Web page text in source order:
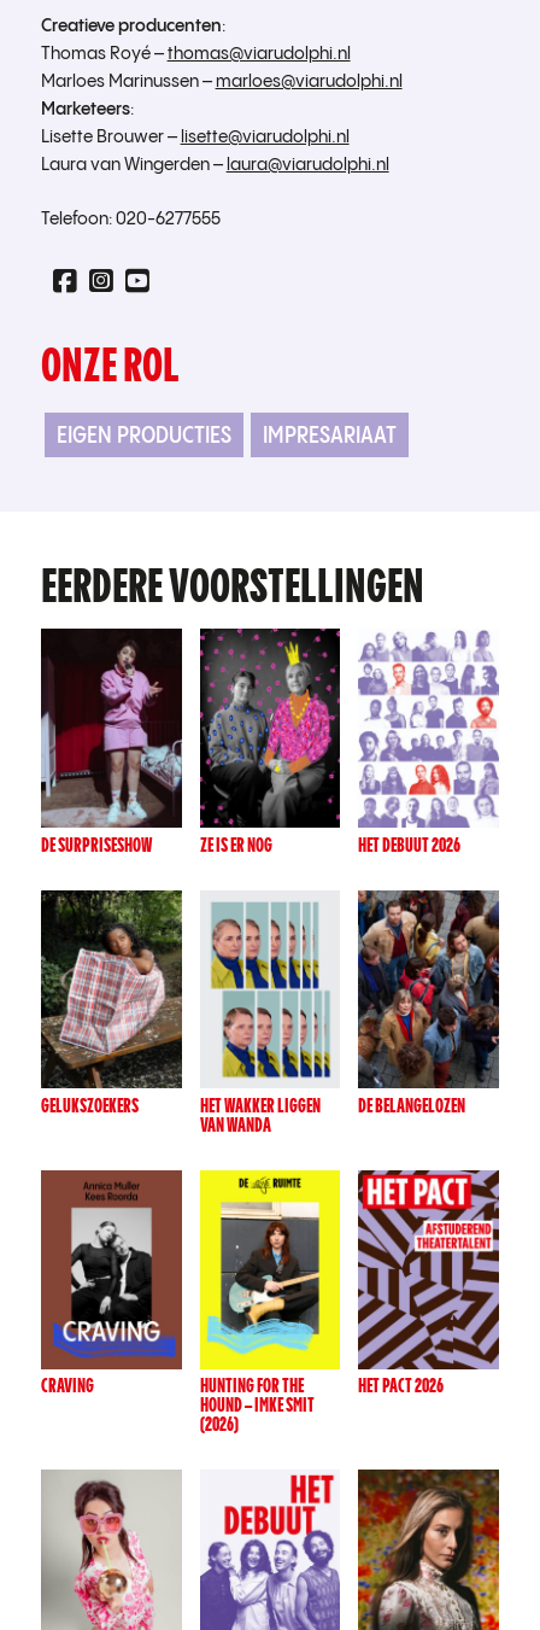
Creatieve producenten:
Thomas Royé – thomas@viarudolphi.nl
Marloes Marinussen – marloes@viarudolphi.nl
Marketeers:
Lisette Brouwer – lisette@viarudolphi.nl
Laura van Wingerden – laura@viarudolphi.nl
Telefoon: 020-6277555
ONZE ROL
EIGEN PRODUCTIES IMPRESARIAAT
EERDERE VOORSTELLINGEN
DE SURPRISESHOW ZE IS ER NOG HET DEBUUT 2026
GELUKSZOEKERS
HET WAKKER LIGGEN
VAN WANDA
DE BELANGELOZEN
CRAVING
HUNTING FOR THE
HOUND – IMKE SMIT
(2026)
HET PACT 2026